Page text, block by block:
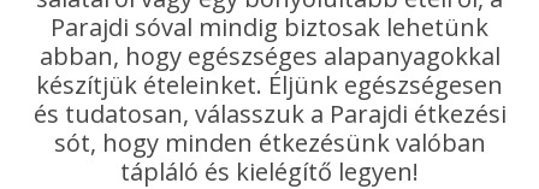
Parajdi sóval mindig biztosak lehetünk
abban, hogy egészséges alapanyagokkal
készítjük ételeinket. Éljünk egészségesen
és tudatosan, válasszuk a Parajdi étkezési
sót, hogy minden étkezésünk valóban
tápláló és kielégítő legyen!